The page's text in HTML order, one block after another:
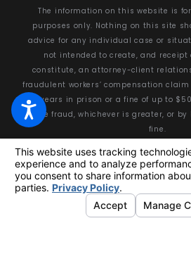
The information on this website is
purposes only. Nothing on this site
advice for any individual case or
not intended to create, and receipt
constitute, an attorney-client
fraudulent workers’ compensation
to 5 years in prison or a fine of up to
of the fraud, whichever is greater, or
fine.
© 2026 All Rights Reserved.Your
Site Map
Privacy